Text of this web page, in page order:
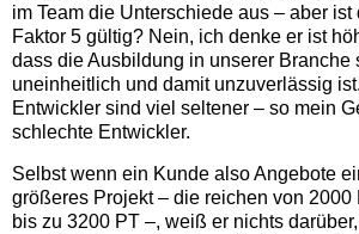
im Team die Unterschiede aus – aber ist
Faktor 5 gültig? Nein, ich denke er ist
dass die Ausbildung in unserer Branche
uneinheitlich und damit unzuverlässig
Entwickler sind viel seltener – so mein
schlechte Entwickler.
Selbst wenn ein Kunde also Angebote
größeres Projekt – die reichen von 2000
bis zu 3200 PT –, weiß er nichts